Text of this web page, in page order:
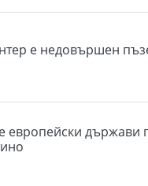
е недовършен
европейски държави